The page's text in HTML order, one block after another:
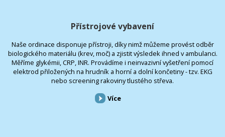
Přístrojové vybavení
Naše ordinace disponuje přístroji, díky nimž můžeme provést odběr
biologického materiálu (krev, moč) a zjistit výsledek ihned v ambulanci.
Měříme glykémii, CRP, INR. Provádíme i neinvazivní vyšetření pomocí
elektrod přiložených na hrudník a horní a dolní končetiny - tzv. EKG
nebo screening rakoviny tlustého střeva.
Více